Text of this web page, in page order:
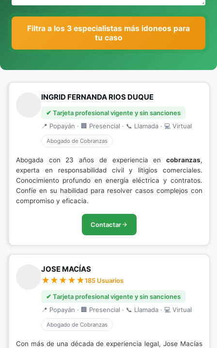
Filtra a los 3 especialistas más idoneos para
tu caso
INGRID FERNANDA RIOS DUQUE
✔ Tarjeta profesional vigente y sin sanciones
📍 Popayán · 🏢 Presencial · 📞 Llamada · 💻 Virtual
Abogado de Cobranzas
Abogada con 23 años de experiencia en cobranzas,
experta en responsabilidad civil y litigios comerciales.
Conocimiento profundo en energía eléctrica y contratos.
Confíe en su habilidad para resolver casos complejos con
compromiso y eficacia.
Contactar
JOSE MACÍAS
185 Usuarios
✔ Tarjeta profesional vigente y sin sanciones
📍 Popayán · 🏢 Presencial · 📞 Llamada · 💻 Virtual
Abogado de Cobranzas
Con más de una década de experiencia legal, Jose Macías